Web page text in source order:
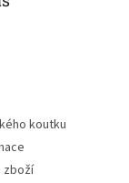
koutku
zboží